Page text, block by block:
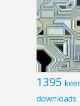
1395
downloads